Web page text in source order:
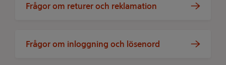
Frågor om returer och reklamation
Frågor om inloggning och lösenord